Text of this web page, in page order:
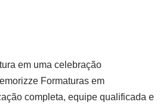
em uma celebração
Formaturas em
completa, equipe qualificada e